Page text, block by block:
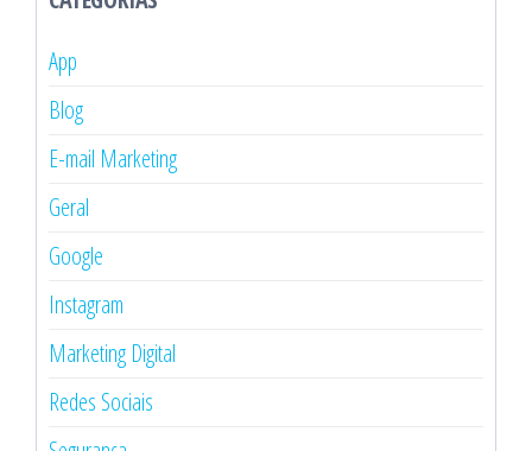
App
Blog
E-mail Marketing
Geral
Google
Instagram
Marketing Digital
Redes Sociais